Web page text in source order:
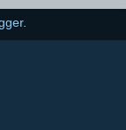
.